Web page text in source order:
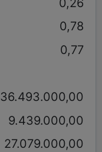
0,78
0,77
36.493.000,00
9.439.000,00
27.079.000,00